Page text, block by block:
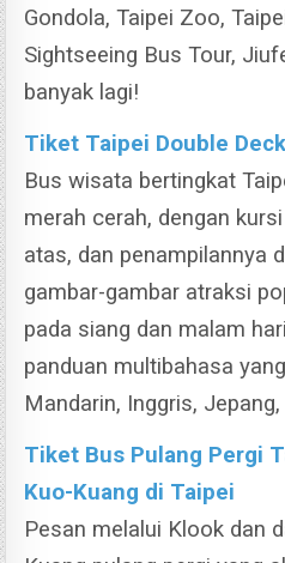
Gondola, Taipei Zoo,
Sightseeing Bus Tour,
banyak lagi!
Tiket Taipei Double
Bus wisata bertingkat
merah cerah, dengan
atas, dan penampilannya
gambar-gambar atraksi
pada siang dan malam
panduan multibahasa
Mandarin, Inggris,
Tiket Bus Pulang Pergi
Kuo-Kuang di Taipei
Pesan melalui Klook dan